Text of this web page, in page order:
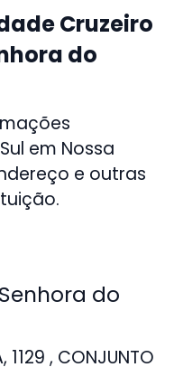
Cruzeiro
do
em Nossa
e outras
do
1129 , CONJUNTO